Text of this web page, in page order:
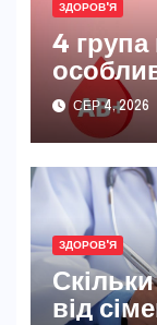
ЗДОРОВ'Я
4 група
СЕР 4, 2026
ЗДОРОВ'Я
від